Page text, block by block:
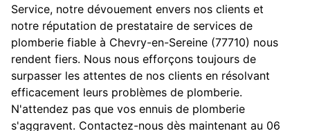
Service, notre dévouement envers nos clients et
notre réputation de prestataire de services de
plomberie fiable à Chevry-en-Sereine (77710) nous
rendent fiers. Nous nous efforçons toujours de
surpasser les attentes de nos clients en résolvant
efficacement leurs problèmes de plomberie.
N'attendez pas que vos ennuis de plomberie
s'aggravent. Contactez-nous dès maintenant au 06